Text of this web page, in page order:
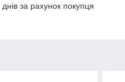
за рахунок покупця